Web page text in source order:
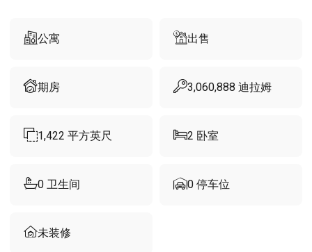
公寓 出售
期房 3,060,888 迪拉姆
1,422 平方英尺 2 卧室
0 卫生间 0 停车位
未装修